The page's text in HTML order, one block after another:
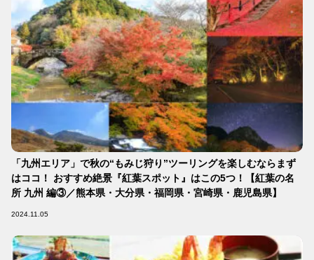
「九州エリア」で秋の“もみじ狩り”ツーリングを楽しむならまず
はココ！ おすすめ絶景『紅葉スポット』はこの5つ！【紅葉の名
所 九州 編③／熊本県・大分県・福岡県・宮崎県・鹿児島県】
2024.11.05